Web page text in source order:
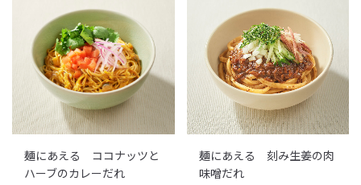
麺にあえる ココナッツと
ハーブのカレーだれ
麺にあえる 刻み生姜の肉
味噌だれ